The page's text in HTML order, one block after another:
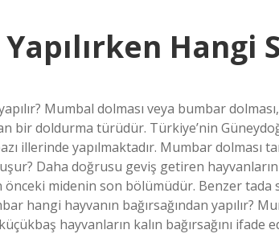
Hangi
Mumbal dolması veya bumbar
bir doldurma türüdür. Türkiye’nin
illerinde yapılmaktadır. Mumbar dolması
Daha doğrusu geviş getiren
önceki midenin son bölümüdür. Benzer tada
hangi hayvanın bağırsağından yapılır?
hayvanların kalın bağırsağını